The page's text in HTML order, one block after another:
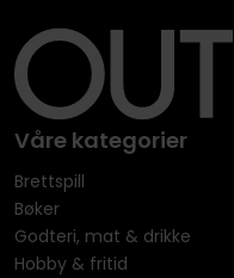
Våre kategorier
Brettspill
Bøker
Godteri, mat & drikke
Hobby & fritid